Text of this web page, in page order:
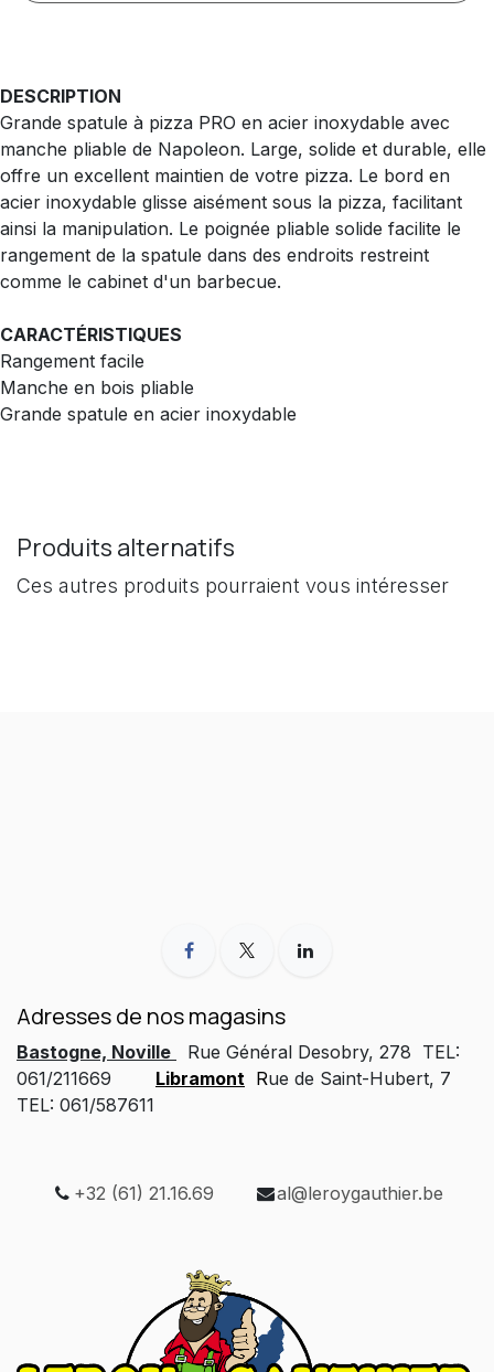
DESCRIPTION
Grande spatule à pizza PRO en acier inoxydable avec
manche pliable de Napoleon. Large, solide et durable, elle
offre un excellent maintien de votre pizza. Le bord en
acier inoxydable glisse aisément sous la pizza, facilitant
ainsi la manipulation. Le poignée pliable solide facilite le
rangement de la spatule dans des endroits restreint
comme le cabinet d'un barbecue.
CARACTÉRISTIQUES
Rangement facile
Manche en bois pliable
Grande spatule en acier inoxydable
Produits alternatifs
Ces autres produits pourraient vous intéresser
Adresses de nos magasins
Bastogne, Noville
Rue Général Desobry, 278 TEL:
061/211669
Libramont Rue de Saint-Hubert, 7
TEL: 061/587611
+32 (61) 21.16.69 al@leroygauthier.be